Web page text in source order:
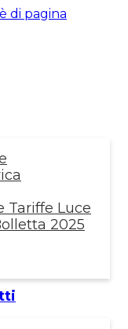
di pagina
Tariffe Luce
2025